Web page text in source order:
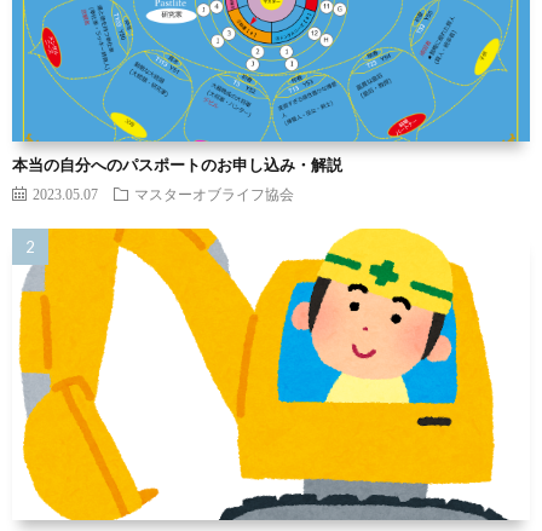
本当の自分へのパスポートのお申し込み・解説
2023.05.07 マスターオブライフ協会